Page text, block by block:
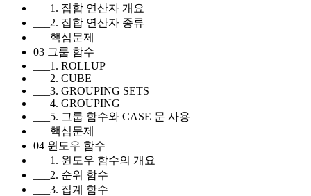
___1. 집합 연산자 개요
___2. 집합 연산자 종류
___핵심문제
03 그룹 함수
___1. ROLLUP
___2. CUBE
___3. GROUPING SETS
___4. GROUPING
___5. 그룹 함수와 CASE 문 사용
___핵심문제
04 윈도우 함수
___1. 윈도우 함수의 개요
___2. 순위 함수
___3. 집계 함수